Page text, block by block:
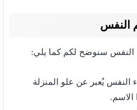
النفس
النفس سنوضح لكم كما يلي:
يُعبر عن علو المنزلة
الاسم.